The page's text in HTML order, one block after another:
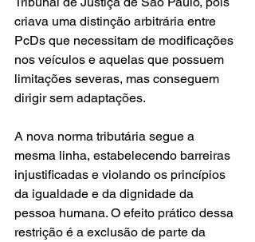
criava uma distinção arbitrária entre
PcDs que necessitam de modificações
nos veículos e aquelas que possuem
limitações severas, mas conseguem
dirigir sem adaptações.
A nova norma tributária segue a
mesma linha, estabelecendo barreiras
injustificadas e violando os princípios
da igualdade e da dignidade da
pessoa humana. O efeito prático dessa
restrição é a exclusão de parte da